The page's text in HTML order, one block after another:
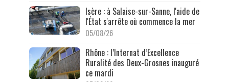
Isère : à Salaise-sur-Sanne, l'aide de
l'État s'arrête où commence la mer
05/08/26
Rhône : l’Internat d’Excellence
Ruralité des Deux-Grosnes inauguré
ce mardi